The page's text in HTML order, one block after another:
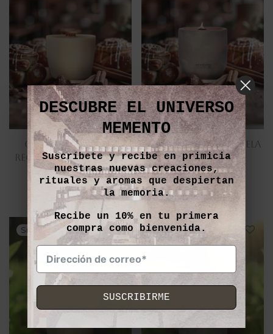
CINNAMON ROLL –
RECARGA ÉTER – 240gr
Valorado
con5.00
de 5
26,00€ IVA inc.
CINNAMON ROLL – VELA
ÉTER – 240gr
Valorado
con
5.00
de 5
35,00€ IVA inc.
DESCUBRE EL UNIVERSO
MEMENTO
Suscríbete y recibe en primicia
nuestras nuevas creaciones,
rituales y aromas que despiertan
la memoria.
Recibe un 10%en tu primera
compra como bienvenida.
SUSCRIBIRME